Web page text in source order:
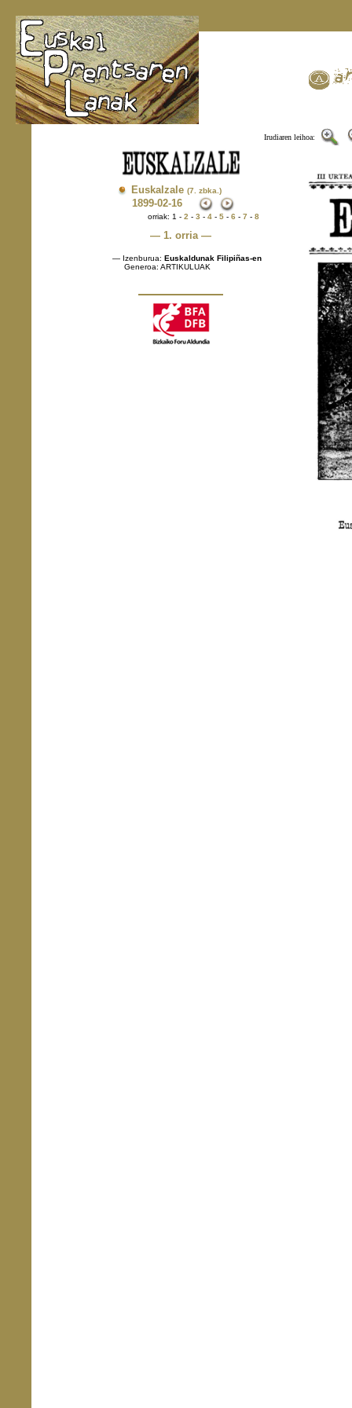
Irudiaren leihoa:
Euskalzale (7. zbka.)
1899-02-16
orriak: 1 - 2 - 3 - 4- 5- 6 - 7 - 8
— 1. orria —
— Izenburua: Euskaldunak Filipiñas-en
Generoa: ARTIKULUAK